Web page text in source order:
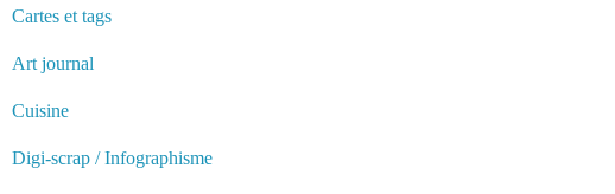
Cartes et tags
Art journal
Cuisine
Digi-scrap / Infographisme